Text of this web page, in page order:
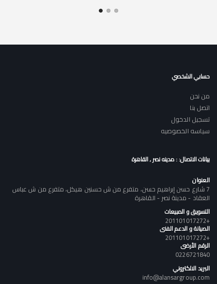
حسابي الشخصي
من نحن
اتصل بنا
تسجيل الدخول
سياسه الخصوصيه
بيانات الاتصال: : مدينه نصر , القاهرة
العنوان
7 شارع حسن إبراهيم حسن، متفرع من ش حسنين هيكل، متفرع من ش عباس
العقاد - مدينة نصر - القاهرة
التسويق و المبيعات
+201101017272
الصيانة و الدعم الفنى
+201101017272
الرقم الأرضى
0226721840
البريد الالكتروني
info@alansargroup.com